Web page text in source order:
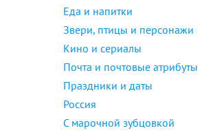
Еда и напитки
Звери, птицы и персонажи
Кино и сериалы
Почта и почтовые атрибуты
Праздники и даты
Россия
С марочной зубцовкой